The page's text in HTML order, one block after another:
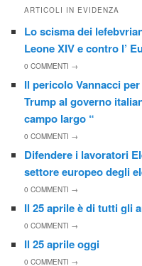
ARTICOLI IN EVIDENZA
Lo scisma dei
Leone XIV e contro l’
0COMMENTI →
Il pericolo Vannacci
Trump al governo
campo largo “
0COMMENTI →
Difendere i lavoratori
settore europeo degli
0COMMENTI →
Il 25 aprile è di tutti gli
0COMMENTI →
Il 25 aprile oggi
0COMMENTI →